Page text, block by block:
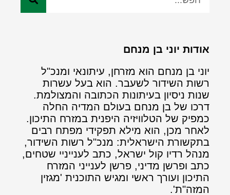
אודות יוני בן מנחם
יוני בן מנחם הוא מזרחן, עיתונאי ומנכ"ל
רשות השידור לשעבר. הוא בעל עשרות
שנות ניסיון בעיתונות הכתובה והמצולמת.
דרכו של בן מנחם בעולם המדיה החלה
כמפיק של הטלוויזיה היפנית במזרח התיכון.
לאחר מכן, הוא מילא תפקידי מפתח רבים
בתקשורת הישראלית: מנכ"ל רשות השידור,
מנהל רדיו קול ישראל, כתב לענייניי שטחים,
כתב ופרשן מדיני, פרשן לענייני המזרח
התיכון ועורך ראשי ומגיש התוכנית 'מגזין
המזה"ת'.